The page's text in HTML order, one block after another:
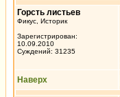
Горсть листьев
Фикус, Историк
Зарегистрирован:
10.09.2010
Суждений: 31235
Наверх